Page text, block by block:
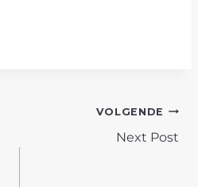
VOLGENDE
Next Post